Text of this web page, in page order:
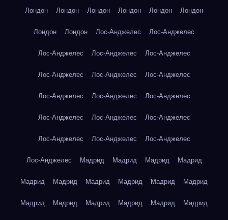
Лондон Лондон Лондон Лондон Лондон Лондон
Лондон Лондон Лос-Анджелес Лос-Анджелес
Лос-Анджелес Лос-Анджелес Лос-Анджелес
Лос-Анджелес Лос-Анджелес Лос-Анджелес
Лос-Анджелес Лос-Анджелес Лос-Анджелес
Лос-Анджелес Лос-Анджелес Лос-Анджелес
Лос-Анджелес Лос-Анджелес Лос-Анджелес
Лос-Анджелес Мадрид Мадрид Мадрид Мадрид
Мадрид Мадрид Мадрид Мадрид Мадрид Мадрид
Мадрид Мадрид Мадрид Мадрид Мадрид Мадрид